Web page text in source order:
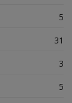
5
31
3
5